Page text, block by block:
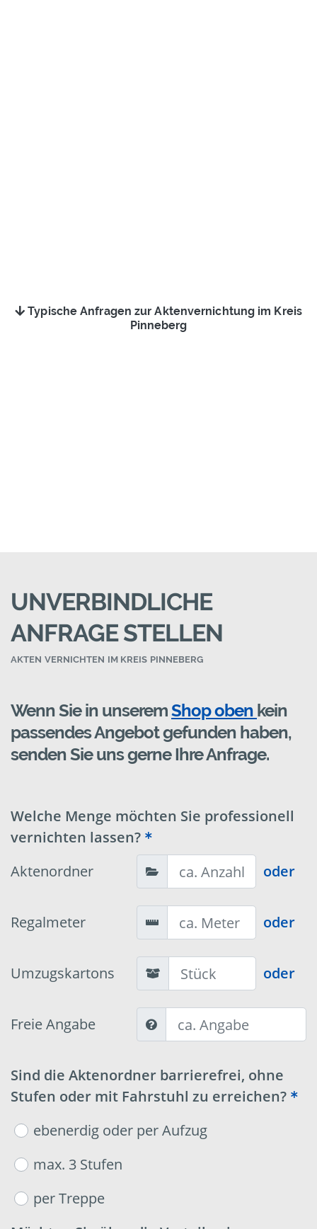
Typische Anfragen zur Aktenvernichtung im Kreis
Pinneberg
UNVERBINDLICHE
ANFRAGE STELLEN
AKTEN VERNICHTEN IM KREIS PINNEBERG
Wenn Sie in unseremShop oben kein
passendes Angebot gefunden haben,
senden Sie uns gerne Ihre Anfrage.
Welche Menge möchten Sie professionell
vernichten lassen?
Aktenordner
oder
Regalmeter oder
Umzugskartons oder
Freie Angabe
Sind die Aktenordner barrierefrei, ohne
Stufen oder mit Fahrstuhl zu erreichen?
ebenerdig oder per Aufzug
max. 3 Stufen
per Treppe